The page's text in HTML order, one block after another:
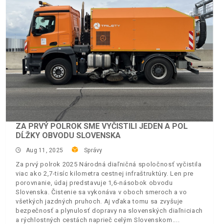
ZA PRVÝ POLROK SME VYČISTILI JEDEN A POL
DĹŽKY OBVODU SLOVENSKA
Aug 11, 2025 Správy
Za prvý polrok 2025 Národná diaľničná spoločnosť vyčistila
viac ako 2,7-tisíc kilometra cestnej infraštruktúry. Len pre
porovnanie, údaj predstavuje 1,6-násobok obvodu
Slovenska. Čistenie sa vykonáva v oboch smeroch a vo
všetkých jazdných pruhoch. Aj vďaka tomu sa zvyšuje
bezpečnosť a plynulosť dopravy na slovenských diaľniciach
a rýchlostných cestách naprieč celým Slovenskom.